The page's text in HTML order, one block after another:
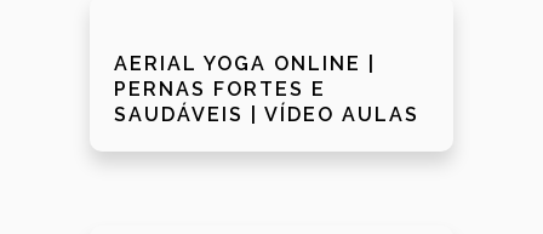
AERIAL YOGA ONLINE |
PERNAS FORTES E
SAUDÁVEIS | VÍDEO AULAS